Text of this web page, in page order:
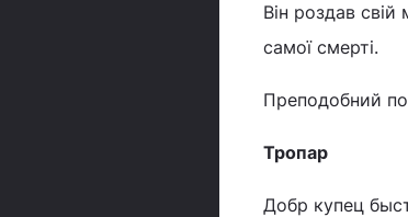
Він роздав
самої смерті.
Преподобний
Тропар
Добр купец